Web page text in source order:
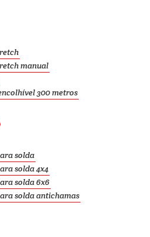
manual
300 metros
solda
solda 4x4
solda 6x6
solda antichamas